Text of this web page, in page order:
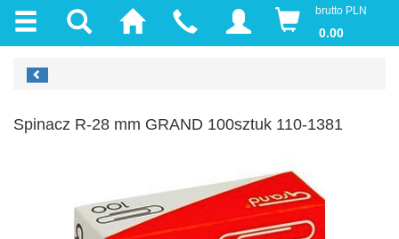
brutto PLN
0.00
Spinacz R-28 mm GRAND 100sztuk 110-1381